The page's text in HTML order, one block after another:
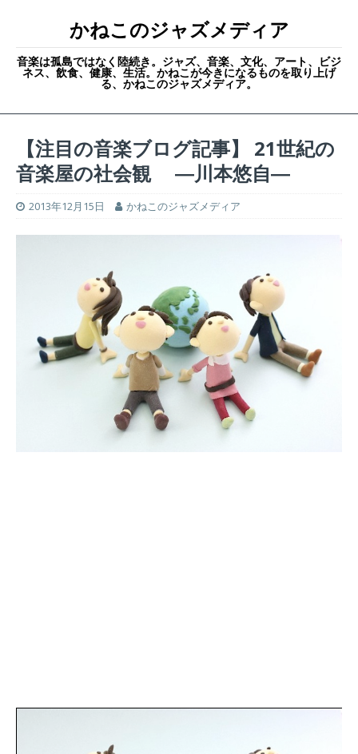
かねこのジャズメディア
音楽は孤島ではなく陸続き。ジャズ、音楽、文化、アート、ビジ
ネス、飲食、健康、生活。かねこが今きになるものを取り上げ
る、かねこのジャズメディア。
【注目の音楽ブログ記事】 21世紀の
音楽屋の社会観 ―川本悠自―
2013年12月15日 かねこのジャズメディア